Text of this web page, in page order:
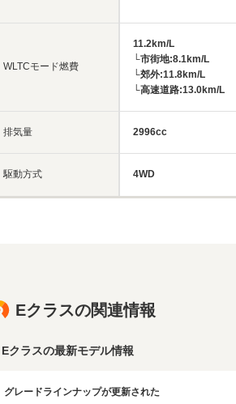
WLTCモード燃費
排気量
駆動方式
11.2km/L
└市街地:8.1km/L
└郊外:11.8km/L
└高速道路:13.0km/L
2996cc
4WD
Eクラスの関連情報
Eクラスの最新モデル情報
グレードラインナップが更新された